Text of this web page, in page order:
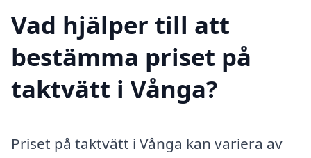
Vad hjälper till att
bestämma priset på
taktvätt i Vånga?
Priset på taktvätt i Vånga kan variera av